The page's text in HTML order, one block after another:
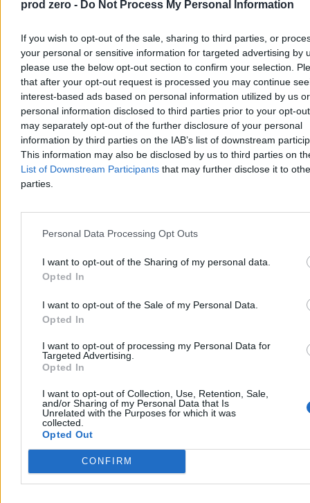
prod zero - Do Not Process My Personal Information
If you wish to opt-out of the sale, sharing to third parties, or
your personal or sensitive information for targeted advertising by
please use the below opt-out section to confirm your selection.
that after your opt-out request is processed you may continue
interest-based ads based on personal information utilized by us or
personal information disclosed to third parties prior to your opt-
may separately opt-out of the further disclosure of your personal
information by third parties on the IAB’s list of downstream
This information may also be disclosed by us to third parties on
List of Downstream Participants that may further disclose it to
parties.
Personal Data Processing Opt Outs
I want to opt-out of the Sharing of my personal data.
Opted In
I want to opt-out of the Sale of my Personal Data.
Opted In
I want to opt-out of processing my Personal Data for
Targeted Advertising.
Opted In
I want to opt-out of Collection, Use, Retention, Sale,
and/or Sharing of my Personal Data that Is
Unrelated with the Purposes for which it was
collected.
Opted Out
CONFIRM
ratunkowe, które mogły uratować im życie.
Krzysztof Jabłonowski
Dzisiaj 09:37
2 min
Reklama
Reklama
Kraj